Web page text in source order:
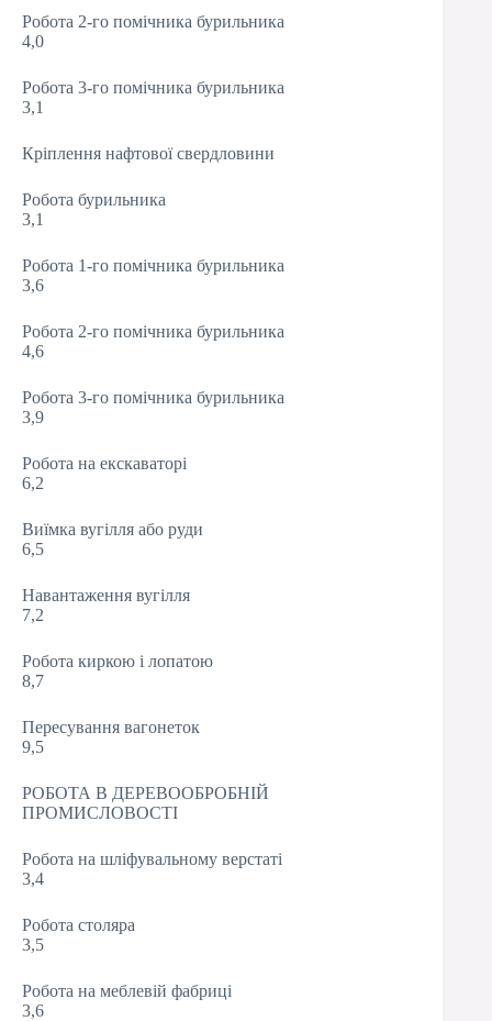
Робота 2-го помічника бурильника
4,0
Робота 3-го помічника бурильника
3,1
Кріплення нафтової свердловини
Робота бурильника
3,1
Робота 1-го помічника бурильника
3,6
Робота 2-го помічника бурильника
4,6
Робота 3-го помічника бурильника
3,9
Робота на екскаваторі
6,2
Виїмка вугілля або руди
6,5
Навантаження вугілля
7,2
Робота киркою і лопатою
8,7
Пересування вагонеток
9,5
РОБОТА В ДЕРЕВООБРОБНІЙ
ПРОМИСЛОВОСТІ
Робота на шліфувальному верстаті
3,4
Робота столяра
3,5
Робота на меблевій фабриці
3,6